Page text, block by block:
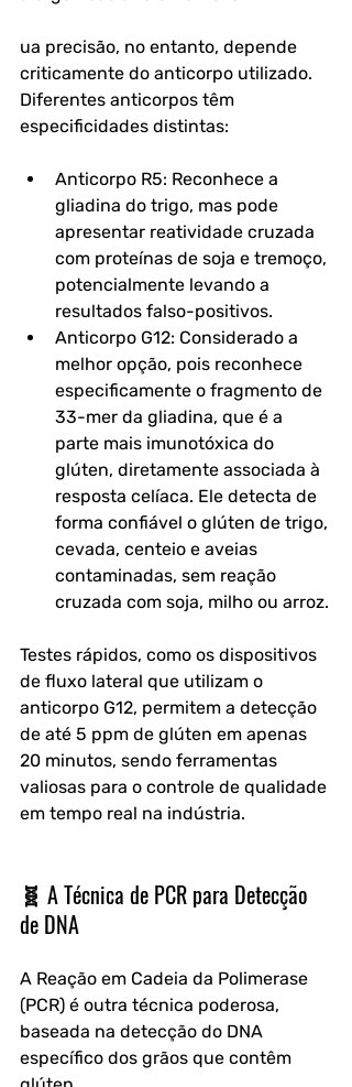
ua precisão, no entanto, depende
criticamente do anticorpo utilizado.
Diferentes anticorpos têm
especificidades distintas:
Anticorpo R5: Reconhece a
gliadina do trigo, mas pode
apresentar reatividade cruzada
com proteínas de soja e tremoço,
potencialmente levando a
resultados falso-positivos.
Anticorpo G12: Considerado a
melhor opção, pois reconhece
especificamente o fragmento de
33-mer da gliadina, que é a
parte mais imunotóxica do
glúten, diretamente associada à
resposta celíaca. Ele detecta de
forma confiável o glúten de trigo,
cevada, centeio e aveias
contaminadas, sem reação
cruzada com soja, milho ou arroz.
Testes rápidos, como os dispositivos
de fluxo lateral que utilizam o
anticorpo G12, permitem a detecção
de até 5 ppm de glúten em apenas
20 minutos, sendo ferramentas
valiosas para o controle de qualidade
em tempo real na indústria.
🧬 A Técnica de PCR para Detecção
de DNA
A Reação em Cadeia da Polimerase
(PCR) é outra técnica poderosa,
baseada na detecção do DNA
específico dos grãos que contêm